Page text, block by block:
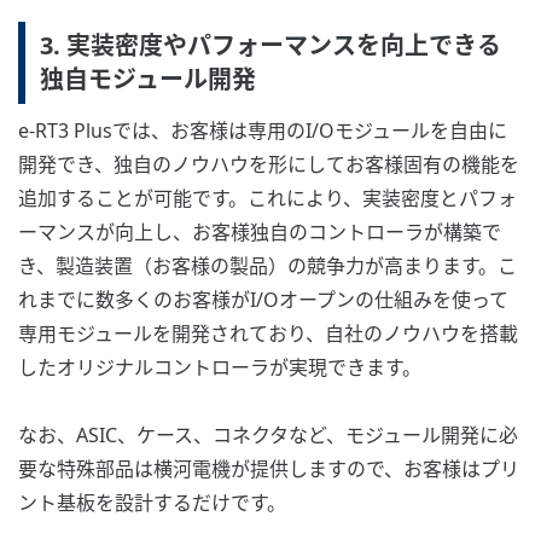
3. 実装密度やパフォーマンスを向上できる
独自モジュール開発
e-RT3 Plusでは、お客様は専用のI/Oモジュールを自由に
開発でき、独自のノウハウを形にしてお客様固有の機能を
追加することが可能です。これにより、実装密度とパフォ
ーマンスが向上し、お客様独自のコントローラが構築で
き、製造装置（お客様の製品）の競争力が高まります。こ
れまでに数多くのお客様がI/Oオープンの仕組みを使って
専用モジュールを開発されており、自社のノウハウを搭載
したオリジナルコントローラが実現できます。
なお、ASIC、ケース、コネクタなど、モジュール開発に必
要な特殊部品は横河電機が提供しますので、お客様はプリ
ント基板を設計するだけです。